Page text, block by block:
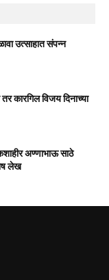
उत्साहात संपन्न
कारगिल विजय दिनाच्या
अण्णाभाऊ साठे
लेख